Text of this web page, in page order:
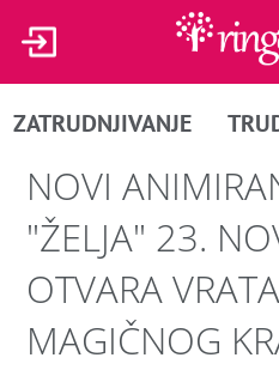
ZATRUDNJIVANJE
NOVI
"ŽELJA" 23.
OTVARA
MAGIČNOG